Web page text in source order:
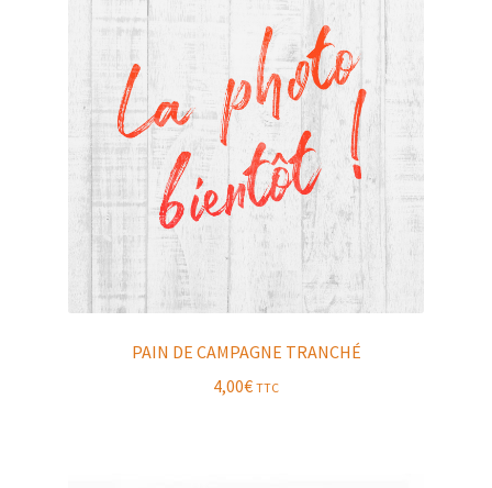
PAIN DE CAMPAGNE TRANCHÉ
4,00€ TTC